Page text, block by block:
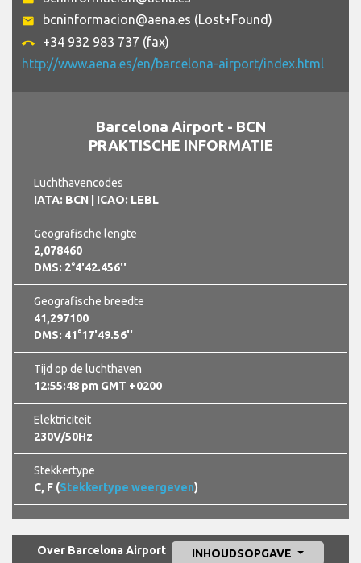
email bcninformacion@aena.es (Lost+Found)
call_end
+34 932 983 737 (fax)
http://www.aena.es/en/barcelona-airport/index.html
Barcelona Airport - BCN
PRAKTISCHE INFORMATIE
Luchthavencodes
IATA: BCN
| ICAO: LEBL
Geografische lengte
2,078460
DMS: 2°4'42.456''
Geografische breedte
41,297100
DMS: 41°17'49.56''
Tijd op de luchthaven
12:55:49 pm GMT +0200
Elektriciteit
230V/50Hz
Stekkertype
C, F (Stekkertype weergeven)
Over Barcelona Airport INHOUDSOPGAVE